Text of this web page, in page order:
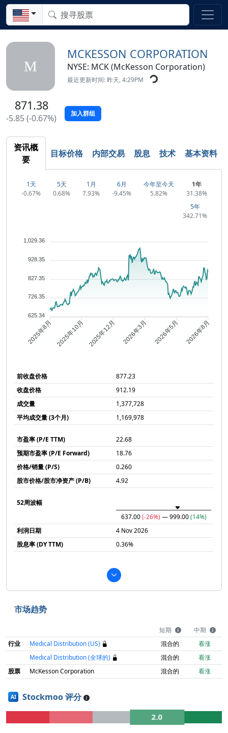
M
MCKESSON CORPORATION
NYSE: MCK (McKesson Corporation)
最近更新时间: 昨天, 4:29PM
871.38
-5.85 (-0.67%) 加入群组
资讯概
要
目标价格 内部交易 股息 技术 基本资料
1天
-0.67%
5天
0.68%
1月
7.93%
6月
-9.45%
今年至今天
5.82%
1年
31.38%
5年
342.71%
1,029.36
928.35
827.35
726.35
625.34
2025年8月 2025年10月 2025年12月 2026年3月 2026年5月 2026年8月
前收盘价格
877.23
收盘价格
912.19
成交量
1,377,728
平均成交量 (3个月)
1,169,978
市盈率 (P/E TTM)
22.68
预期市盈率 (P/E Forward)
18.76
价格/销量 (P/S)
0.260
股市价格/股市净资产 (P/B)
4.92
52周波幅
637.00(-26%) — 999.00(14%)
利润日期
4 Nov 2026
股息率 (DY TTM)
0.36%
市场趋势
短期
中期
行业
Medical Distribution (US) 混合的
看涨
Medical Distribution (全球的)
混合的
看涨
股票
McKesson Corporation 混合的 看涨
AI Stockmoo 评分
2.0